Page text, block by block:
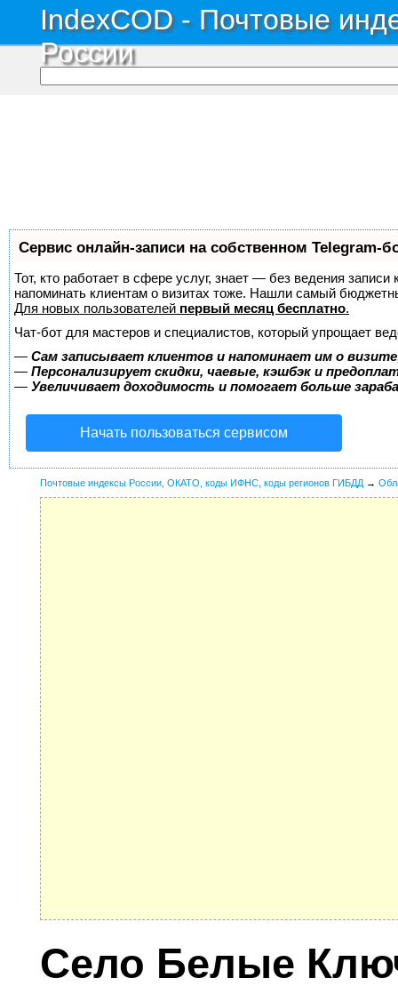
IndexCOD - Почтовые
России
Сервис онлайн-записи на собственном Telegram-
Тот, кто работает в сфере услуг, знает — без ведения
напоминать клиентам о визитах тоже. Нашли самый
Для новых пользователей первый месяц бесплатно.
Чат-бот для мастеров и специалистов, который упрощает
— Сам записывает клиентов и напоминает им о
— Персонализирует скидки, чаевые, кэшбэк и
— Увеличивает доходимость и помогает больше
Начать пользоваться сервисом
Почтовые индексы России, ОКАТО, коды ИФНС, коды регионов ГИБДД →
Село Белые